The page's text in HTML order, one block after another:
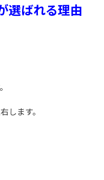
選ばれる理由
します。